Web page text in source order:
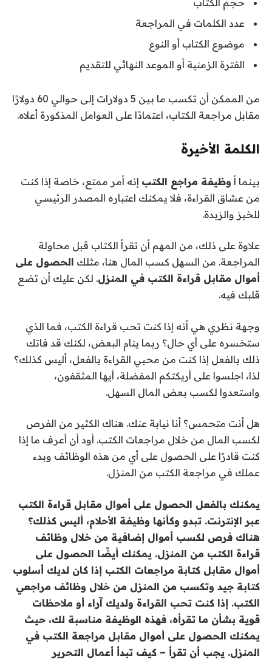
عدد الكلمات في المراجعة
موضوع الكتاب أو النوع
الفترة الزمنية أو الموعد النهائي للتقديم
من الممكن أن تكسب ما بين 5 دولارات إلى حوالي 60 دولارًا
مقابل مراجعة الكتاب، اعتمادًا على العوامل المذكورة أعلاه.
الكلمة الأخيرة
بينما أ وظيفة مراجع الكتب إنه أمر ممتع، خاصة إذا كنت
من عشاق القراءة، فلا يمكنك اعتباره المصدر الرئيسي
للخبز والزبدة.
علاوة على ذلك، من المهم أن تقرأ الكتاب قبل محاولة
المراجعة. من السهل كسب المال هنا، مثلك الحصول على
أموال مقابل قراءة الكتب في المنزل. لكن عليك أن تضع
قلبك فيه.
وجهة نظري هي أنه إذا كنت تحب قراءة الكتب، فما الذي
ستخسره على أي حال؟ ربما ينام البعض، لكنك قد فاتك
ذلك بالفعل إذا كنت من محبي القراءة بالفعل، أليس كذلك؟
لذا، اجلسوا على أريكتكم المفضلة، أيها المثقفون،
واستعدوا لكسب بعض المال السهل.
هل أنت متحمس؟ أنا نيابة عنك. هناك الكثير من الفرص
لكسب المال من خلال مراجعات الكتب. أود أن أعرف ما إذا
كنت قادرًا على الحصول على أي من هذه الوظائف وبدء
عملك في مراجعة الكتب من المنزل.
يمكنك بالفعل الحصول على أموال مقابل قراءة الكتب
عبر الإنترنت. تبدو وكأنها وظيفة الأحلام، أليس كذلك؟
هناك فرص لكسب أموال إضافية من خلال وظائف
قراءة الكتب من المنزل. يمكنك أيضًا الحصول على
أموال مقابل كتابة مراجعات الكتب إذا كان لديك أسلوب
كتابة جيد وتكسب من المنزل من خلال وظائف مراجعي
الكتب. إذا كنت تحب القراءة ولديك آراء أو ملاحظات
قوية بشأن ما تقرأه، فهذه الوظيفة مناسبة لك، حيث
يمكنك الحصول على أموال مقابل مراجعة الكتب في
المنزل. يجب أن تقرأ – كيف تبدأ أعمال التحرير